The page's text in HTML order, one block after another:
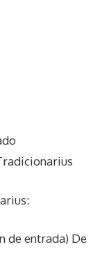
de entrada) De